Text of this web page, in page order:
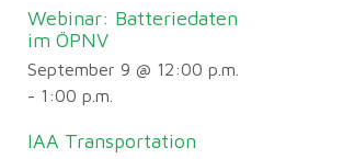
Webinar: Batteriedaten
im ÖPNV
September 9 @ 12:00 p.m.
- 1:00 p.m.
IAA Transportation